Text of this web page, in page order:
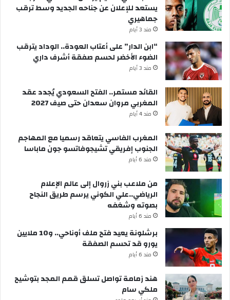
يستعد للإعلان عن جناحه الجديد وسط ترقب
جماهيري
مند 3 أيام
“ابن الدار” على أعتاب العودة.. الوداد يترقب
الضوء الأخضر لحسم صفقة أشرف داري
مند 3 أيام
القائد مستمر.. الفتح السعودي يُجدد عقد
المغربي مروان سعدان حتى صيف 2027
مند 4 أيام
المغرب الفاسي يتعاقد رسميا مع المهاجم
الجنوب إفريقي تشيجوفاتسو جون ماباسا
مند 6 أيام
من ملاعب بني زروال إلى عالم الإعلام
الرياضي..علي الكوني يرسم طريق النجاح
بصوته وشغفه
مند 6 أيام
برشلونة يعيد فتح ملف أوناحي.. و10 ملايين
يورو قد تحسم الصفقة
مند 6 أيام
هند زمامة تواصل تسلق قمم المجد بتوشيح
ملكي سام